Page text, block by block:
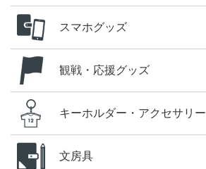
スマホグッズ
観戦・応援グッズ
キーホルダー・アクセサリー
文房具